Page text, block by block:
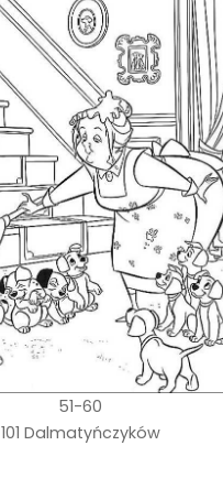
51-60
101 Dalmatyńczyków